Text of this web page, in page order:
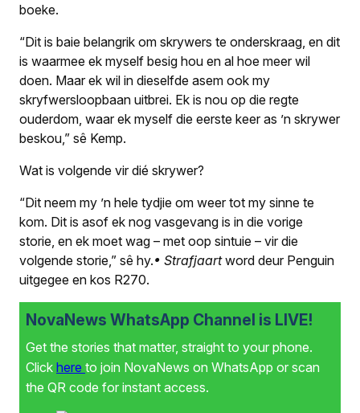
boeke.
“Dit is baie belangrik om skrywers te onderskraag, en dit
is waarmee ek myself besig hou en al hoe meer wil
doen. Maar ek wil in dieselfde asem ook my
skryfwersloopbaan uitbrei. Ek is nou op die regte
ouderdom, waar ek myself die eerste keer as ’n skrywer
beskou,” sê Kemp.
Wat is volgende vir dié skrywer?
“Dit neem my ’n hele tydjie om weer tot my sinne te
kom. Dit is asof ek nog vasgevang is in die vorige
storie, en ek moet wag – met oop sintuie – vir die
volgende storie,” sê hy.• Strafjaartword deur Penguin
uitgegee en kos R270.
NovaNews WhatsApp Channel is LIVE!
Get the stories that matter, straight to your phone.
Click here to join NovaNews on WhatsApp or scan
the QR code for instant access.